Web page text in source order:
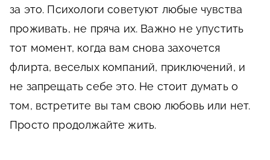
за это. Психологи советуют любые чувства
проживать, не пряча их. Важно не упустить
тот момент, когда вам снова захочется
флирта, веселых компаний, приключений, и
не запрещать себе это. Не стоит думать о
том, встретите вы там свою любовь или нет.
Просто продолжайте жить.